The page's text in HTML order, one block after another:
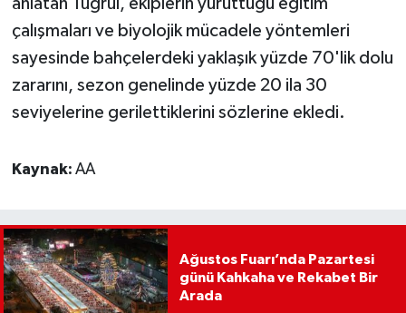
anlatan Tuğrul, ekiplerin yürüttüğü eğitim
çalışmaları ve biyolojik mücadele yöntemleri
sayesinde bahçelerdeki yaklaşık yüzde 70'lik dolu
zararını, sezon genelinde yüzde 20 ila 30
seviyelerine gerilettiklerini sözlerine ekledi.
Kaynak: AA
Ağustos Fuarı’nda Pazartesi
günü Kahkaha ve Rekabet Bir
Arada